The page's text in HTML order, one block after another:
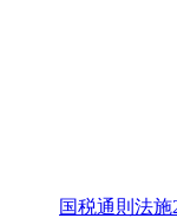
国税通則法施